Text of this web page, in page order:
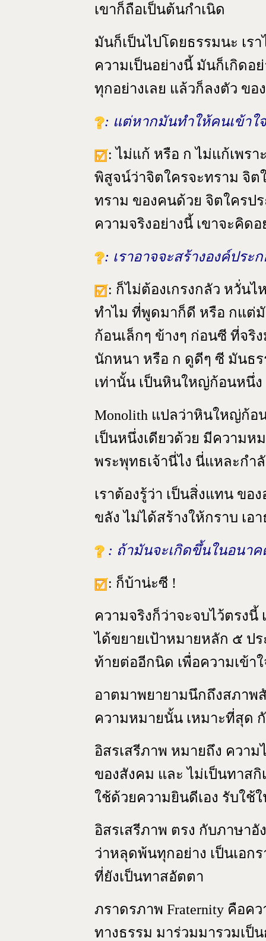
เขาก็ถือเป็นต้นกำเนิด
มันก็เป็นไปโดยธรรมนะ เรา
ความเป็นอย่างนี้ มันก็เกิดอ
ทุกอย่างเลย แล้วก็ลงตัว ขอ
: แต่หากมันทำให้คนเข้าใ
: ไม่แก้ หรือ ก ไม่แก้เพร
พิสูจน์ว่าจิตใครจะทราม จิต
ทราม ของคนด้วย จิตใครปร
ความจริงอย่างนี้ เขาจะคิด
: เราอาจจะสร้างองค์ปร
: ก็ไม่ต้องเกรงกลัว หวั่นไ
ทำไม ที่พูดมาก็ดี หรือ กแต่
ก้อนเล็กๆ ข้างๆ ก่อนซี ที่จริ
นักหนา หรือ ก ดูดีๆ ซี มันธ
เท่านั้น เป็นหินใหญ่ก้อนหนึ่ง
Monolith แปลว่าหินใหญ่ก้อ
เป็นหนึ่งเดียวด้วย มีความห
พระพุทธเจ้านี่ไง นี่แหละกำ
เราต้องรู้ว่า เป็นสิ่งแทน ขอ
ขลัง ไม่ได้สร้างให้กราบ เอ
: ถ้ามันจะเกิดขึ้นในอนา
: ก็บ้าน่ะซี !
ความจริงก็ว่าจะจบไว้ตรง
ได้ขยายเป้าหมายหลัก ๕ ป
ท้ายต่ออีกนิด เพื่อความเข้า
อาตมาพยายามนึกถึงสภาพ
ความหมายนั้น เหมาะที่สุด
อิสรเสรีภาพ หมายถึง ควา
ของสังคม และ ไม่เป็นทาส
ใช้ด้วยความยินดีเอง รับใช้
อิสรเสรีภาพ ตรง กับภาษาอั
ว่าหลุดพ้นทุกอย่าง เป็นเอก
ที่ยังเป็นทาสอัตตา
ภราดรภาพ Fraternity คือค
ทางธรรม มาร่วมมารวมเป็